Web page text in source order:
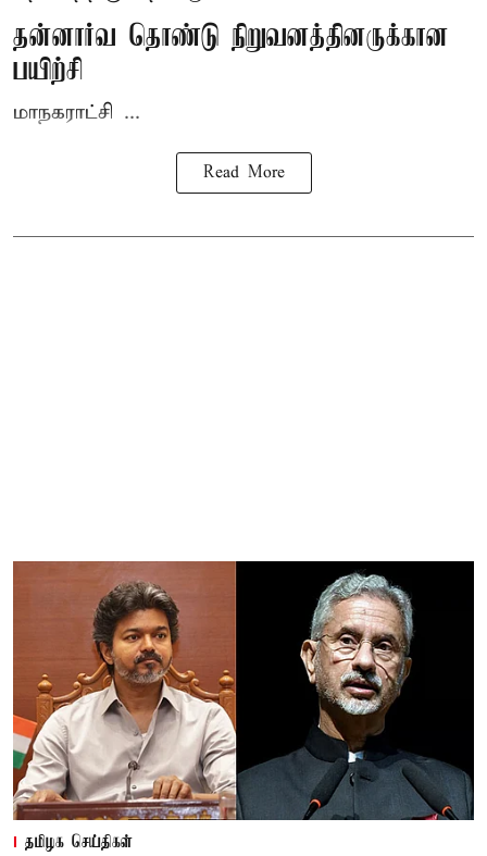
தன்னார்வ தொண்டு நிறுவனத்தினருக்கான
பயிற்சி
மாநகராட்சி ...
Read More
தமிழக செய்திகள்